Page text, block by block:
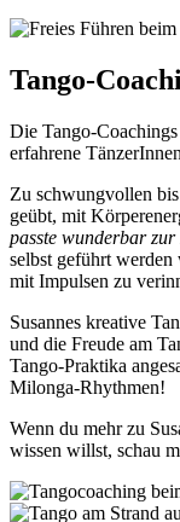
Tango-
Die Tango-
erfahrene
Zu schwungvollen
geübt, mit
passte wunderbar
selbst geführt
mit Impulsen zu
Susannes kreative
und die Freude am
Tango-Praktika
Milonga-Rhythmen!
Wenn du mehr zu
wissen willst, schau